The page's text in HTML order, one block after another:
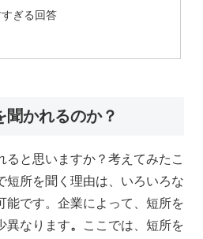
ぎる回答
聞かれるのか？
ると思いますか？考えてみたこ
短所を聞く 理由は、いろいろな
能です。企業によって、短所を
異なります。
ここでは、短所を